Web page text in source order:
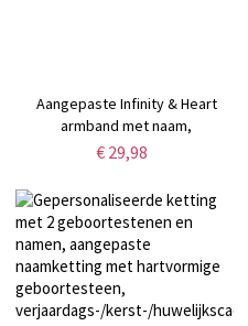
Aangepaste Infinity & Heart
armband met naam,
gegraveerde naam armband met
Heart armband, cadeau voor
dochter/moeder/vrouw
€ 29,98